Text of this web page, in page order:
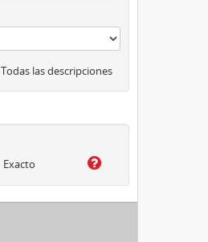
Todas las descripciones
Exacto